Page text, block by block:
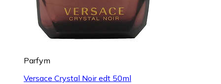
Parfym
Versace Crystal Noir edt 50ml